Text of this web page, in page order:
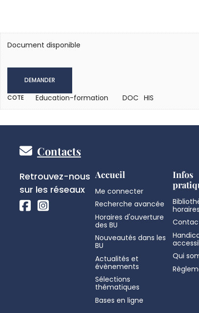
Document disponible
DEMANDER
COTE Education-formation DOC HIS
Pied
de
page
Contacts
Réseaux
sociaux
Retrouvez-nous
sur les réseaux
Accueil
Me connecter
Recherche avancée
Horaires d'ouverture
des BU
Nouveautés dans les
BU
Actualités et
évènements
Sélections
thématiques
Bases en ligne
Infos
horaires
Qui